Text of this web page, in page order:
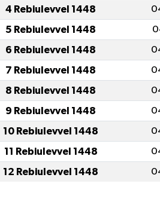
4 Rebiulevvel 1448
5 Rebiulevvel 1448
6 Rebiulevvel 1448
7 Rebiulevvel 1448
8 Rebiulevvel 1448
9 Rebiulevvel 1448
10 Rebiulevvel 1448
11 Rebiulevvel 1448
12 Rebiulevvel 1448